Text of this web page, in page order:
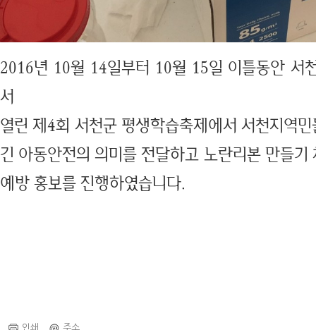
2016년 10월 14일부터 10월 15일 이틀동안 서
서
열린 제4회 서천군 평생학습축제에서 서천지역
긴 아동안전의 의미를 전달하고 노란리본 만들
예방 홍보를 진행하였습니다.
인쇄 주소